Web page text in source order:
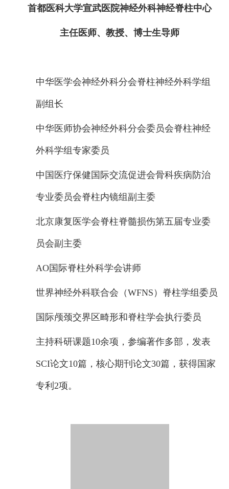
首都医科大学宣武医院神经外科神经脊柱中心
主任医师、教授、博士生导师
中华医学会神经外科分会脊柱神经外科学组
副组长
中华医师协会神经外科分会委员会脊柱神经
外科学组专家委员
中国医疗保健国际交流促进会骨科疾病防治
专业委员会脊柱内镜组副主委
北京康复医学会脊柱脊髓损伤第五届专业委
员会副主委
AO国际脊柱外科学会讲师
世界神经外科联合会（WFNS）脊柱学组委员
国际颅颈交界区畸形和脊柱学会执行委员
主持科研课题10余项，参编著作多部，发表
SCI论文10篇，核心期刊论文30篇，获得国家
专利2项。